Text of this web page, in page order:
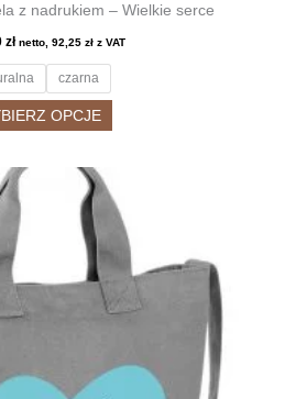
z nadrukiem – Wielkie serce
zł netto, 92,25 zł z VAT
czarna
OPCJE
wiele
wariantów.
Opcje
można
wybrać
stronie
produktu